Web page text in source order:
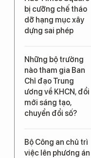
bị cưỡng chế tháo
dỡ hạng mục xây
dựng sai phép
Những bộ trưởng
nào tham gia Ban
Chỉ đạo Trung
ương về KHCN, đổi
mới sáng tạo,
chuyển đổi số?
Bộ Công an chủ trì
việc lên phương án